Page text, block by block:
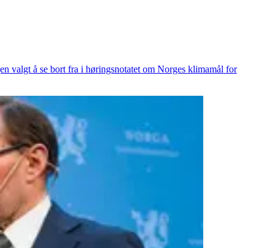
valgt å se bort fra i høringsnotatet om Norges klimamål for